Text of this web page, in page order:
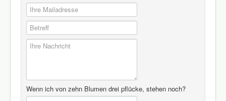
Wenn ich von zehn Blumen drei pflücke, stehen noch?